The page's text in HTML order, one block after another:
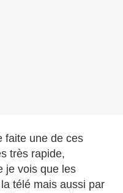
faite une de ces
très rapide,
je vois que les
télé mais aussi par